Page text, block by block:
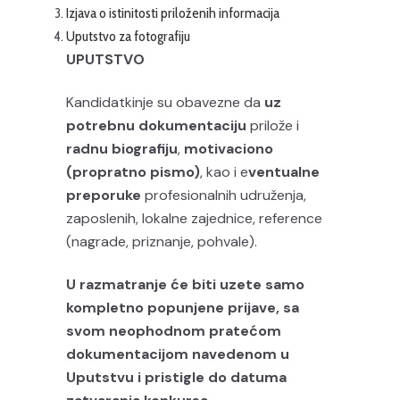
Izjava o istinitosti priloženih informacija
Uputstvo za fotografiju
UPUTSTVO
Kandidatkinje su obavezne da uz
potrebnu dokumentaciju prilože i
radnu biografiju, motivaciono
(propratno pismo), kao i eventualne
preporuke profesionalnih udruženja,
zaposlenih, lokalne zajednice, reference
(nagrade, priznanje, pohvale).
U razmatranje će biti uzete samo
kompletno popunjene prijave, sa
svom neophodnom pratećom
dokumentacijom navedenom u
Uputstvu i pristigle do datuma